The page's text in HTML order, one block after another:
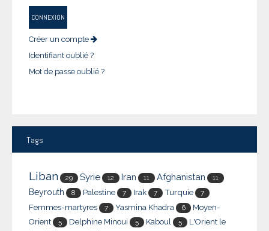
CONNEXION
Créer un compte
Identifiant oublié ?
Mot de passe oublié ?
Tags
Liban 29 Syrie 12 Iran 11 Afghanistan 11
Beyrouth 8 Palestine 7 Irak 7 Turquie 7
Femmes-martyres 7 Yasmina Khadra 6
Moyen-
Orient
5 Delphine Minoui 5 Kaboul 5
L'Orient le